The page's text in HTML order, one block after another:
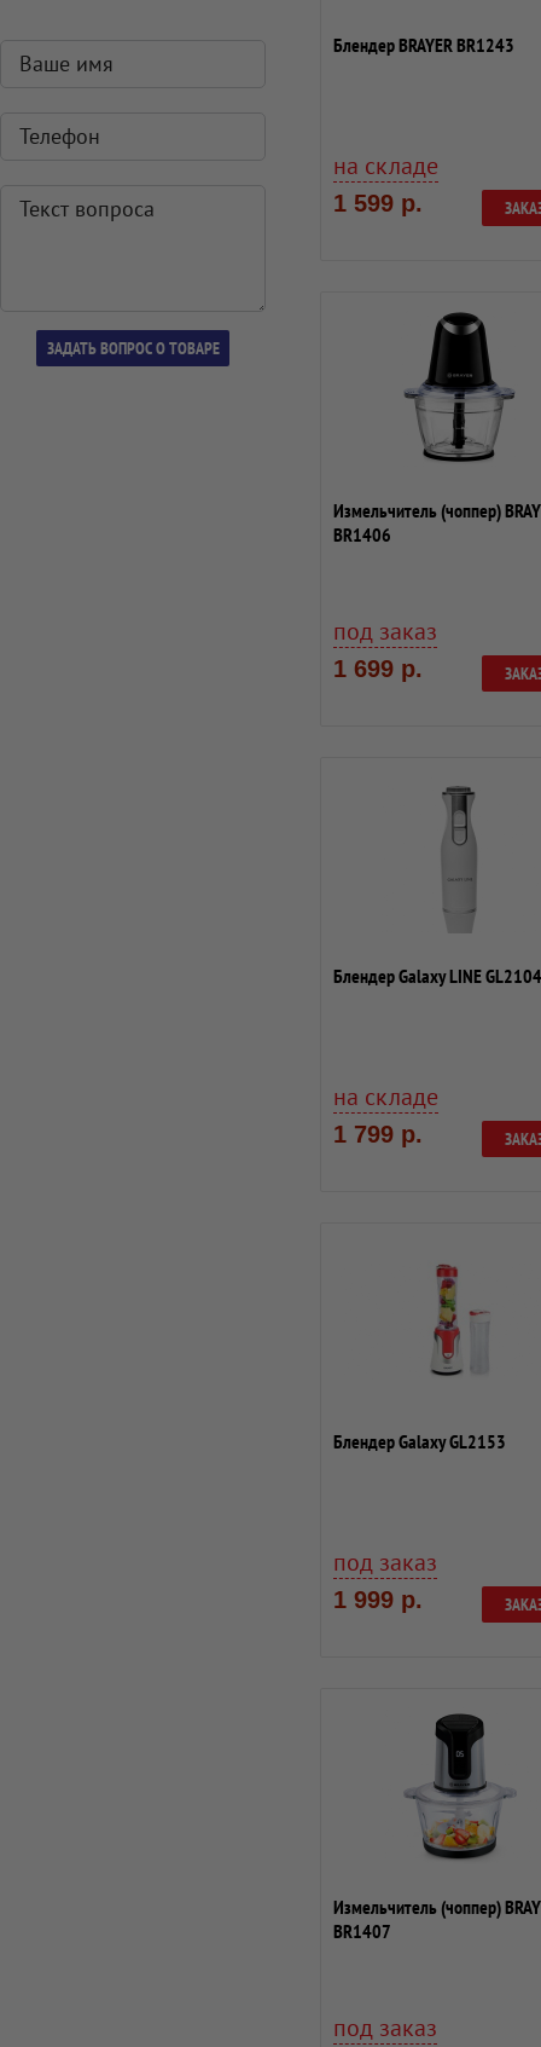
Блендер BRAYER BR1243
на складе
1 599 р.
Измельчитель (чоппер)
BR1406
под заказ
1 699 р.
Блендер Galaxy LINE GL2104
на складе
1 799 р.
Блендер Galaxy GL2153
под заказ
1 999 р.
Измельчитель (чоппер)
BR1407
под заказ